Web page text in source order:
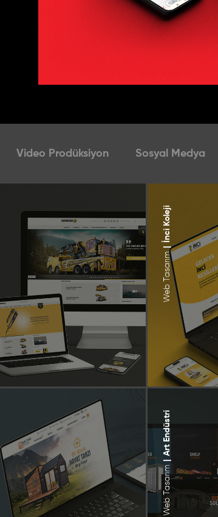
Video Prodüksiyon Sosyal Medya
Web Tasarım
|
İnci Koleji
Web Tasarım
|
Art Endüstri